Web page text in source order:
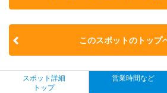
このスポットのトップ
スポット詳細
トップ
営業時間など